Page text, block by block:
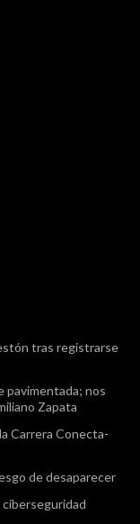
tras registrarse
pavimentada; nos
Zapata
Carrera Conecta-
de desaparecer